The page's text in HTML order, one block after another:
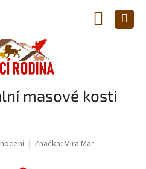
KOŠÍK
masové kosti
Značka: Mira Mar